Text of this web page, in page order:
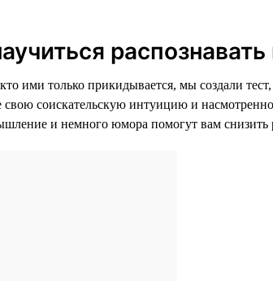
ими только прикидывается, мы создали
соискательскую интуицию и
и немного юмора помогут вам снизить